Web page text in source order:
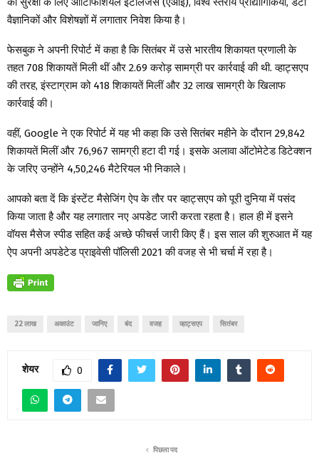
वैज्ञानिकों और विशेषज्ञों में लगातार निवेश किया है।
फेसबुक ने अपनी रिपोर्ट में कहा है कि सितंबर में उसे भारतीय शिकायत प्रणाली के
तहत 708 शिकायतें मिली थीं और 2.69 करोड़ सामग्री पर कार्रवाई की थी. व्हाट्सएप
की तरह, इंस्टाग्राम को 418 शिकायतें मिलीं और 32 लाख सामग्री के खिलाफ
कार्रवाई की।
वहीं, Google ने एक रिपोर्ट में यह भी कहा कि उसे सितंबर महीने के दौरान 29,842
शिकायतें मिलीं और 76,967 सामग्री हटा दी गई। इसके अलावा ऑटोमेटेड डिटेक्शन
के जरिए उन्होंने 4,50,246 मैटेरियल भी निकाले।
आपको बता दें कि इंस्टेंट मैसेजिंग ऐप के तौर पर व्हाट्सएप को पूरी दुनिया में पसंद
किया जाता है और यह लगातार नए अपडेट जारी करता रहता है। हाल ही में इसने
वॉयस मैसेज स्पीड सहित कई अच्छे फीचर्स जारी किए हैं। इस साल की शुरुआत में यह
ऐप अपनी अपडेटेड प्राइवेसी पॉलिसी 2021 की वजह से भी चर्चा में रहा है।
22 लाख अकाउंट जानिए बंद वजह व्हाट्सएप सितंबर
शेयर 0
पिछला पद